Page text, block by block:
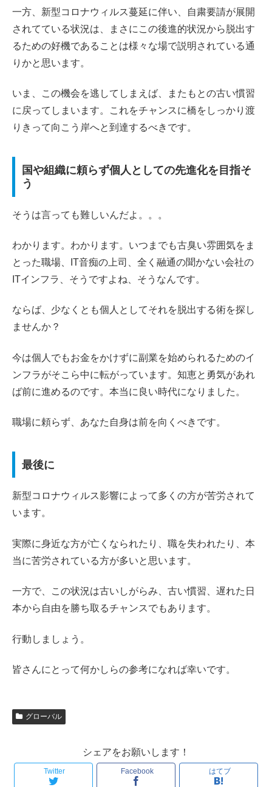
一方、新型コロナウィルス蔓延に伴い、自粛要請が展開
されてている状況は、まさにこの後進的状況から脱出す
るための好機であることは様々な場で説明されている通
りかと思います。
いま、この機会を逃してしまえば、またもとの古い慣習
に戻ってしまいます。これをチャンスに橋をしっかり渡
りきって向こう岸へと到達するべきです。
国や組織に頼らず個人としての先進化を目指そ
う
そうは言っても難しいんだよ。。。
わかります。わかります。いつまでも古臭い雰囲気をま
とった職場、IT音痴の上司、全く融通の聞かない会社の
ITインフラ、そうですよね、そうなんです。
ならば、少なくとも個人としてそれを脱出する術を探し
ませんか？
今は個人でもお金をかけずに副業を始められるためのイ
ンフラがそこら中に転がっています。知恵と勇気があれ
ば前に進めるのです。本当に良い時代になりました。
職場に頼らず、あなた自身は前を向くべきです。
最後に
新型コロナウィルス影響によって多くの方が苦労されて
います。
実際に身近な方が亡くなられたり、職を失われたり、本
当に苦労されている方が多いと思います。
一方で、この状況は古いしがらみ、古い慣習、遅れた日
本から自由を勝ち取るチャンスでもあります。
行動しましょう。
皆さんにとって何かしらの参考になれば幸いです。
グローバル
シェアをお願いします！
Twitter Facebook はてブ